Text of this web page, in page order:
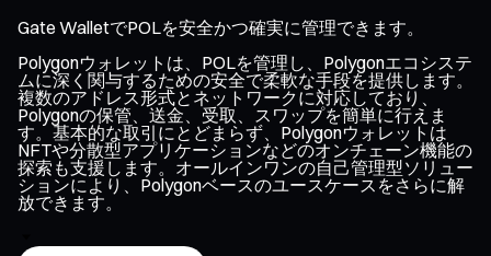
Gate WalletでPOLを安全かつ確実に管理できます。
Polygonウォレットは、POLを管理し、Polygonエコシステ
ムに深く関与するための安全で柔軟な手段を提供します。
複数のアドレス形式とネットワークに対応しており、
Polygonの保管、送金、受取、スワップを簡単に行えま
す。基本的な取引にとどまらず、Polygonウォレットは
NFTや分散型アプリケーションなどのオンチェーン機能の
探索も支援します。オールインワンの自己管理型ソリュー
ションにより、Polygonベースのユースケースをさらに解
放できます。